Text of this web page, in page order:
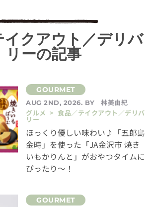
イクアウト／デリバ
リーの記事
AUG 2ND, 2026. BY
林美由紀
グルメ > 食品／テイクアウト／デリバ
リー
ほっくり優しい味わい♪「五郎島
金時」を使った「JA金沢市 焼き
いもかりんと」がおやつタイムに
ぴったり～！